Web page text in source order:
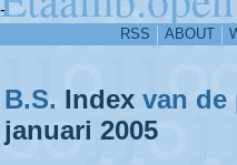
-
RSS ABOUT
B.S. Index van de
januari 2005